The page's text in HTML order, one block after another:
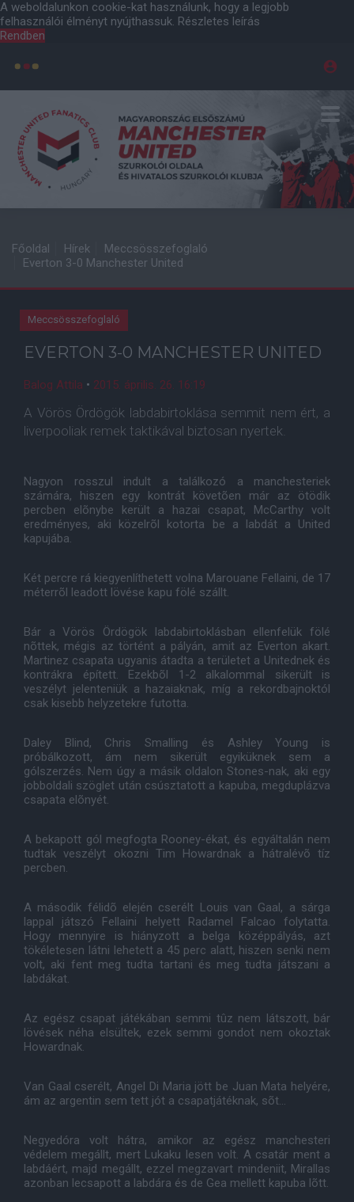
A weboldalunkon cookie-kat használunk, hogy a legjobb
felhasználói élményt nyújthassuk. Részletes leírás
Rendben
Főoldal Hírek
Meccsösszefoglaló
Everton 3-0 Manchester United
Meccsösszefoglaló
EVERTON 3-0 MANCHESTER UNITED
Balog Attila • 2015. április. 26. 16:19
A Vörös Ördögök labdabirtoklása semmit nem ért, a
liverpooliak remek taktikával biztosan nyertek.
Nagyon rosszul indult a találkozó a manchesteriek
számára, hiszen egy kontrát követõen már az ötödik
percben elõnybe került a hazai csapat, McCarthy volt
eredményes, aki közelrõl kotorta be a labdát a United
kapujába.
Két percre rá kiegyenlíthetett volna Marouane Fellaini, de 17
méterrõl leadott lövése kapu fölé szállt.
Bár a Vörös Ördögök labdabirtoklásban ellenfelük fölé
nõttek, mégis az történt a pályán, amit az Everton akart.
Martinez csapata ugyanis átadta a területet a Unitednek és
kontrákra épített. Ezekbõl 1-2 alkalommal sikerült is
veszélyt jelenteniük a hazaiaknak, míg a rekordbajnoktól
csak kisebb helyzetekre futotta.
Daley Blind, Chris Smalling és Ashley Young is
próbálkozott, ám nem sikerült egyiküknek sem a
gólszerzés. Nem úgy a másik oldalon Stones-nak, aki egy
jobboldali szöglet után csúsztatott a kapuba, megduplázva
csapata elõnyét.
A bekapott gól megfogta Rooney-ékat, és egyáltalán nem
tudtak veszélyt okozni Tim Howardnak a hátralévõ tíz
percben.
A második félidõ elején cserélt Louis van Gaal, a sárga
lappal játszó Fellaini helyett Radamel Falcao folytatta.
Hogy mennyire is hiányzott a belga középpályás, azt
tökéletesen látni lehetett a 45 perc alatt, hiszen senki nem
volt, aki fent meg tudta tartani és meg tudta játszani a
labdákat.
Az egész csapat játékában semmi tûz nem látszott, bár
lövések néha elsültek, ezek semmi gondot nem okoztak
Howardnak.
Van Gaal cserélt, Angel Di Maria jött be Juan Mata helyére,
ám az argentin sem tett jót a csapatjátéknak, sõt...
Negyedóra volt hátra, amikor az egész manchesteri
védelem megállt, mert Lukaku lesen volt. A csatár ment a
labdáért, majd megállt, ezzel megzavart mindeniit, Mirallas
azonban lecsapott a labdára és de Gea mellett kapuba lõtt.